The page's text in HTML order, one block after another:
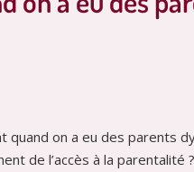
quand on a eu des parents
de l’accès à la parentalité ?